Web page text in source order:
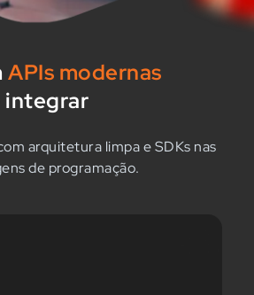
APIs modernas
integrar
arquitetura limpa e SDKs nas
de programação.